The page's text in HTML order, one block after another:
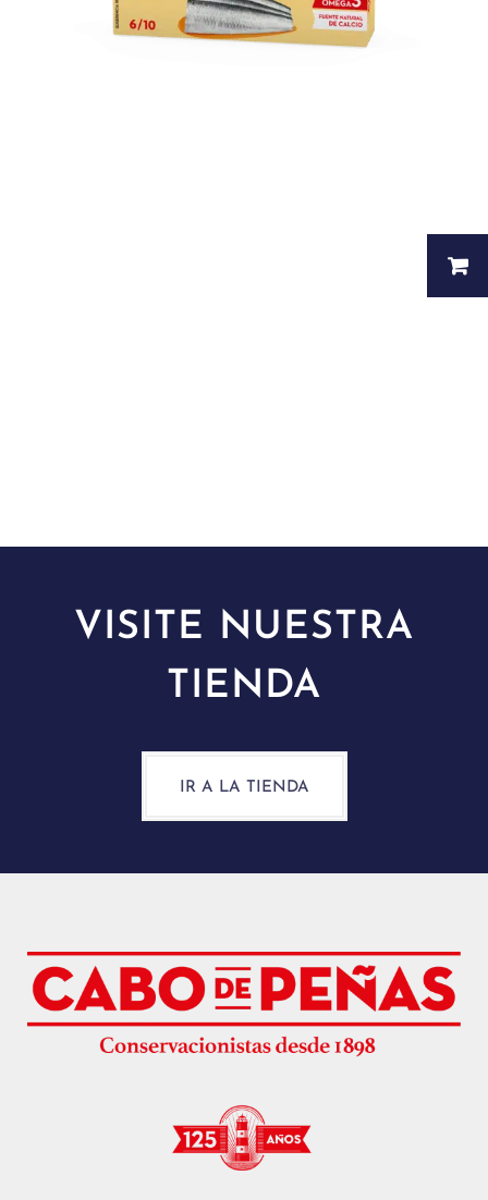
VISITE NUESTRA
TIENDA
IR A LA TIENDA